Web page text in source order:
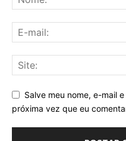
Salve meu nome, e-mail
próxima vez que eu